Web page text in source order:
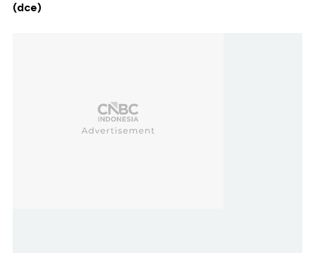
(dce)